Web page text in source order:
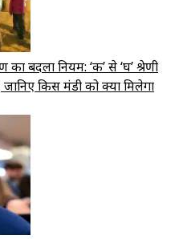
बदला नियम: ‘क’ से ‘घ’ श्रेणी
किस मंडी को क्या मिलेगा